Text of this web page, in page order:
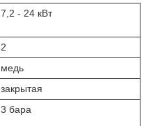
7,2 - 24 кВт
2
медь
закрытая
3 бара